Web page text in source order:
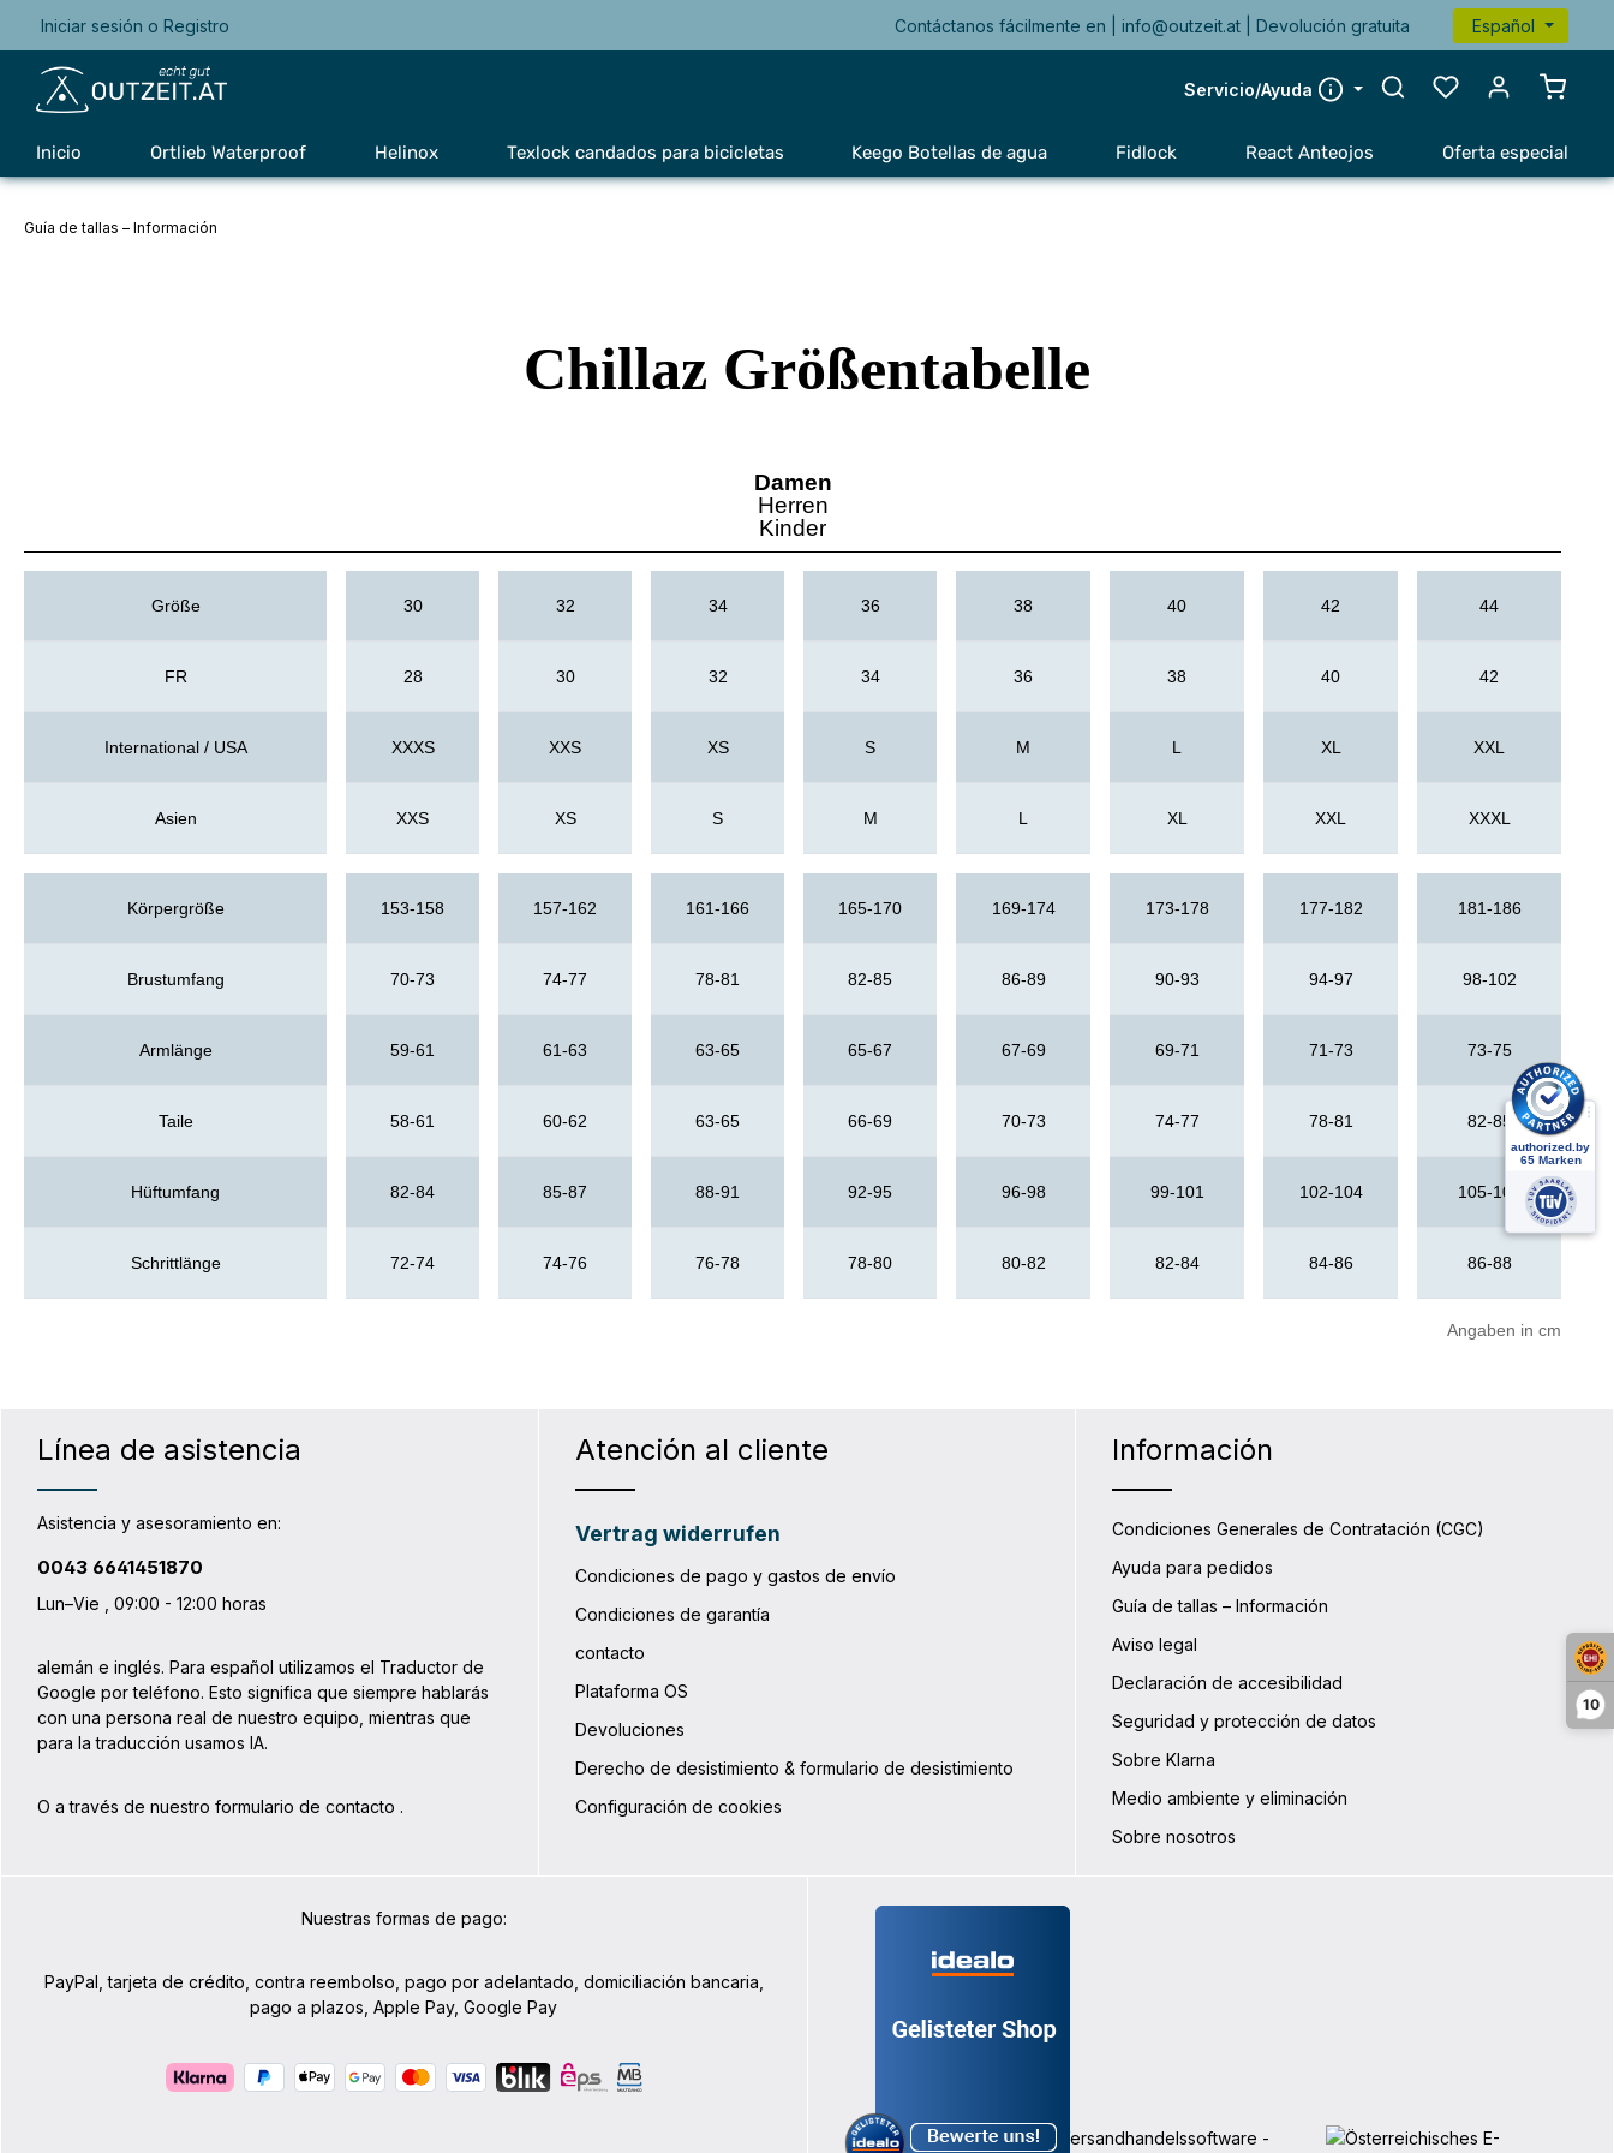
10
Saltar a la navegación principal
Iniciar sesión o Registro Contáctanos fácilmente en |info@outzeit.at | Devolución gratuita Español
Servicio/Ayuda
El
Inicio Ortlieb Waterproof Helinox Texlock candados para bicicletas Keego Botellas de agua Fidlock React Anteojos Oferta especial
Guía de tallas – Información
Chillaz Größentabelle
Damen
Herren
Kinder
Größe 30 32 34 36 38 40 42 44
FR 28 30 32 34 36 38 40 42
International / USA XXXS XXS XS S M L XL XXL
Asien XXS XS S M L XL XXL XXXL
Körpergröße 153-158 157-162 161-166 165-170 169-174 173-178 177-182 181-186
Brustumfang 70-73 74-77 78-81 82-85 86-89 90-93 94-97 98-102
Armlänge 59-61 61-63 63-65 65-67 67-69 69-71 71-73 73-75
Taile 58-61 60-62 63-65 66-69 70-73 74-77 78-81 82-85
Hüftumfang 82-84 85-87 88-91 92-95 96-98 99-101 102-104 105-108
Schrittlänge 72-74 74-76 76-78 78-80 80-82 82-84 84-86 86-88
Angaben in cm
Línea de asistencia
Asistencia y asesoramiento en:
0043 6641451870
Lun–Vie , 09:00 - 12:00 horas
alemán e inglés. Para español utilizamos el Traductor de
Google por teléfono. Esto significa que siempre hablarás
con una persona real de nuestro equipo, mientras que
para la traducción usamos IA.
O a través de nuestro formulario de contacto .
Atención al cliente
Vertrag widerrufen
Condiciones de pago y gastos de envío
Condiciones de garantía
contacto
Plataforma OS
Devoluciones
Derecho de desistimiento & formulario de desistimiento
Configuración de cookies
Información
Condiciones Generales de Contratación (CGC)
Ayuda para pedidos
Guía de tallas – Información
Aviso legal
Declaración de accesibilidad
Seguridad y protección de datos
Sobre Klarna
Medio ambiente y eliminación
Sobre nosotros
Nuestras formas de pago:
PayPal, tarjeta de crédito, contra reembolso, pago por adelantado, domiciliación bancaria,
pago a plazos, Apple Pay, Google Pay